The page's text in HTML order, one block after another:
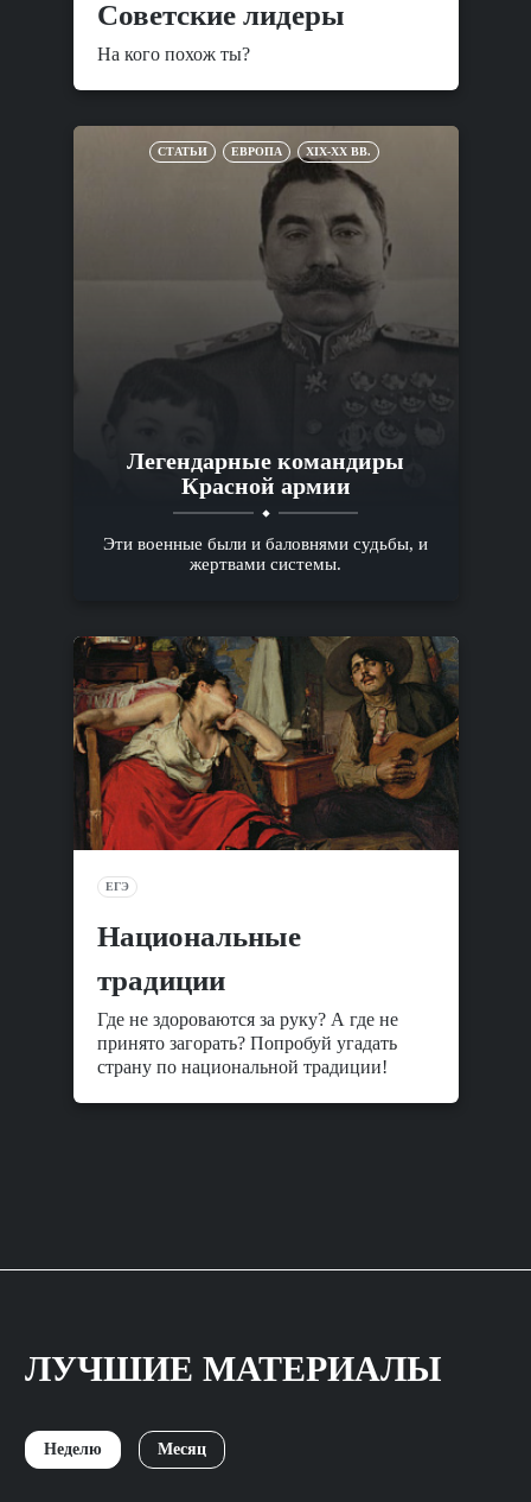
Советские лидеры
На кого похож ты?
СТАТЬИ ЕВРОПА XIX-XX ВВ.
Легендарные командиры
Красной армии
Эти военные были и баловнями судьбы, и
жертвами системы.
ЕГЭ
Национальные
традиции
Где не здороваются за руку? А где не
принято загорать? Попробуй угадать
страну по национальной традиции!
ЛУЧШИЕ МАТЕРИАЛЫ
Неделю Месяц